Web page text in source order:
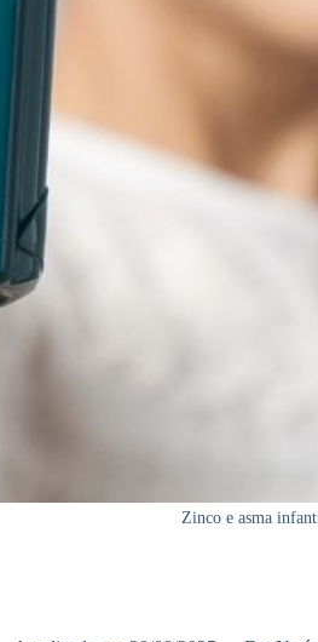
Zinco e asma